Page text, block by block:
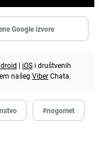
Google izvore
| iOS i društvenih
našeg ViberChata.
#nogomet